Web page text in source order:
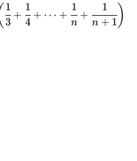
3
1
+
4
1
+ ⋯ +
n
1
+
n + 1
1 )